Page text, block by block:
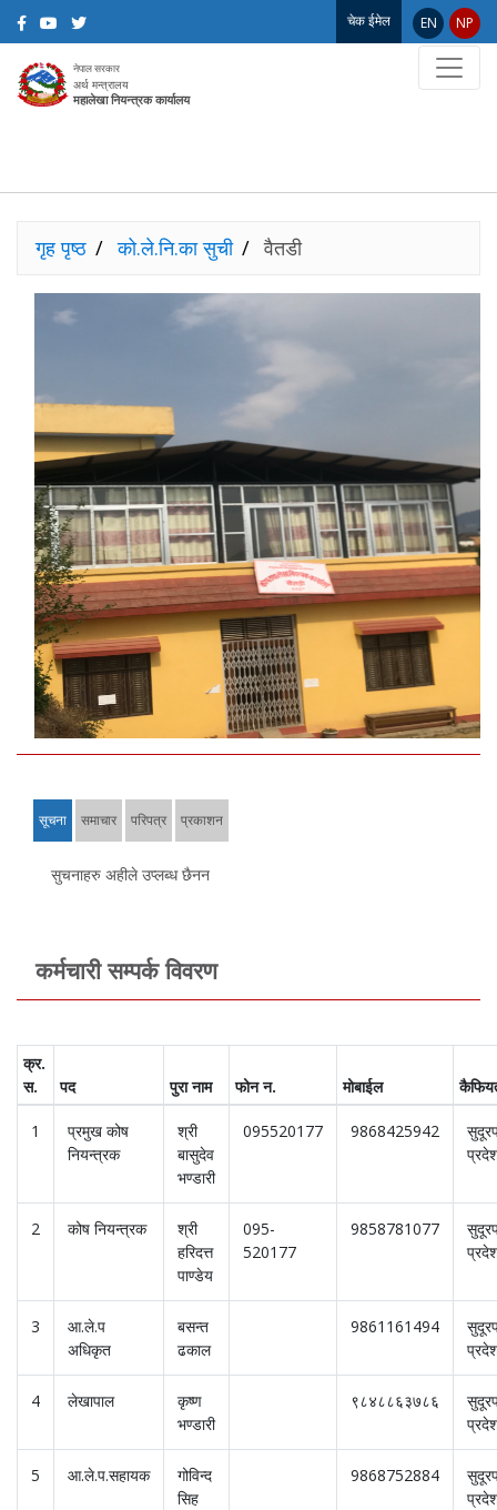
चेक ईमेल EN NP
नेपाल सरकार
अर्थ मन्त्रालय
महालेखा नियन्त्रक कार्यालय
गृह पृष्ठ को.ले.नि.का सुची वैतडी
सूचना समाचार परिपत्र प्रकाशन
सुचनाहरु अहीले उप्लब्ध छैनन
कर्मचारी सम्पर्क विवरण
क्र.
स.
पद पुरा नाम फोन न. मोबाईल
1
प्रमुख कोष
नियन्त्रक
श्री
बासुदेव
भण्डारी
095520177 9868425942
2 कोष नियन्त्रक
श्री
हरिदत्त
पाण्डेय
095-
520177
9858781077
3
आ.ले.प
अधिकृत
बसन्त
ढकाल
9861161494
4 लेखापाल
कृष्ण
भण्डारी
९८४८८६३७८६
5 आ.ले.प.सहायक
गोविन्द
सिह
9868752884